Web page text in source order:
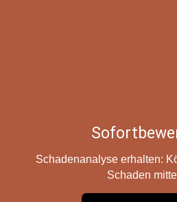
Schadenanalyse erhalten:
Schaden